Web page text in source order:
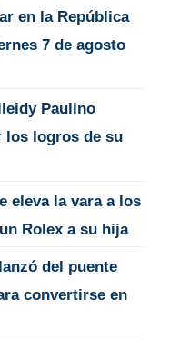
en la República
7 de agosto
Paulino
los logros de su
eleva la vara a los
Rolex a su hija
del puente
convertirse en